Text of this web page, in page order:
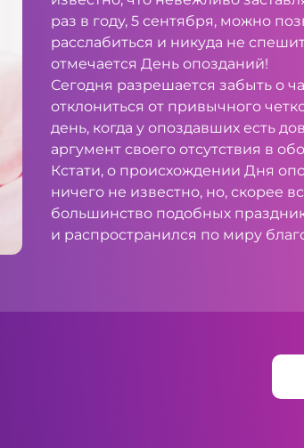
раз в году, 5 сентября, можно
расслабиться и никуда не
отмечается День опозданий!
Сегодня разрешается забыть о
отклониться от привычного
день, когда у опоздавших есть
аргумент своего отсутствия в
Кстати, о происхождении Дня
ничего не известно, но, скорее
большинство подобных
и распространился по миру